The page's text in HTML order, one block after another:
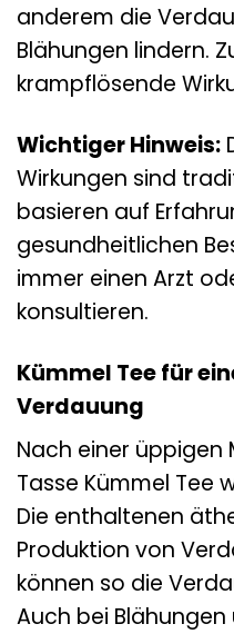
anderem die
Blähungen lindern.
krampflösende
Wichtiger Hinweis:
Wirkungen sind
basieren auf
gesundheitlichen
immer einen Arzt
konsultieren.
Kümmel Tee für
Verdauung
Nach einer üppigen
Tasse Kümmel Tee
Die enthaltenen
Produktion von
können so die
Auch bei